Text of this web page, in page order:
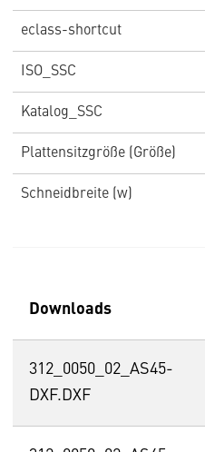
eclass-shortcut
ISO_SSC
Katalog_SSC
Plattensitzgröße (Größe)
Schneidbreite (w)
Downloads
312_0050_02_AS45-
DXF.DXF